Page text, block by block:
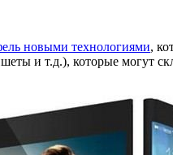
новыми технологиями,
и т.д.), которые могут